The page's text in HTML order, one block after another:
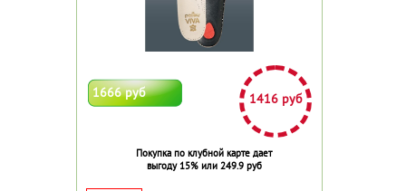
1666 руб 1416 руб
Покупка по клубной карте дает
выгоду 15% или 249.9 руб